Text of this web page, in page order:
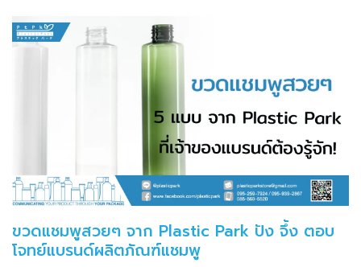
ขวดแชมพูสวยๆ จาก Plastic Park ปัง จึ้ง ตอบ
โจทย์แบรนด์ผลิตภัณฑ์แชมพู